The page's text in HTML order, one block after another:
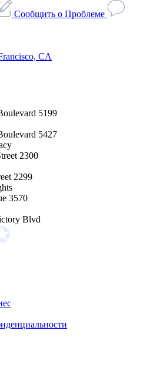
Сообщить о Проблеме
CA
5199
5427
2300
2299
3570
Blvd